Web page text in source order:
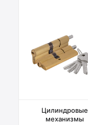
Цилиндровые
механизмы